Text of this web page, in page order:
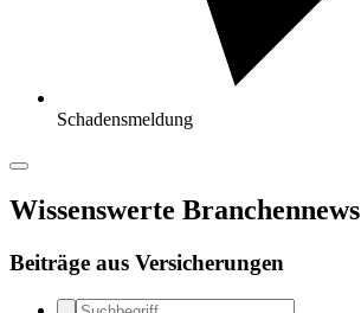
Schadensmeldung
Wissenswerte Branchennews
Beiträge aus Versicherungen